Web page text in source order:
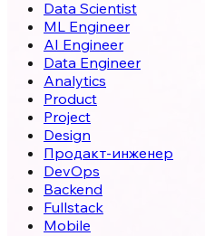
Data Scientist
ML Engineer
AI Engineer
Data Engineer
Analytics
Product
Project
Design
Продакт-инженер
DevOps
Backend
Fullstack
Mobile